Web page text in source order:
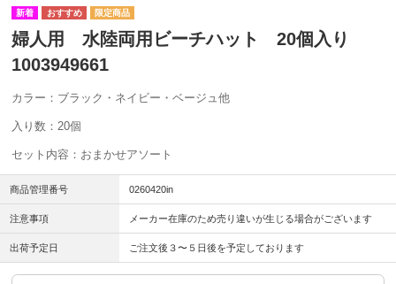
婦人用 水陸両用ビーチハット 20個入り
1003949661
カラー：ブラック・ネイビー・ベージュ他
入り数：20個
セット内容：おまかせアソート
商品管理番号 0260420in
注意事項 メーカー在庫のため売り違いが生じる場合がございます
出荷予定日 ご注文後３〜５日後を予定しております